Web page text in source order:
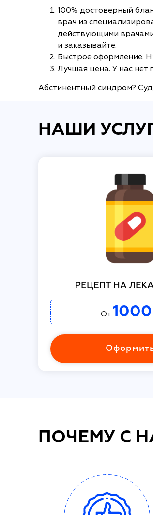
100% достоверный
врач из
действующими врачами
и заказывайте.
Быстрое оформление.
Лучшая цена. У нас
Абстинентный синдром?
НАШИ
РЕЦЕПТ НА
От 1000
ПОЧЕМУ С